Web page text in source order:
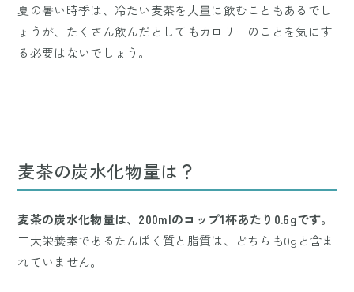
夏の暑い時季は、冷たい麦茶を大量に飲むこともあるでし
ょうが、たくさん飲んだとしてもカロリーのことを気にす
る必要はないでしょう。
麦茶の炭水化物量は？
麦茶の炭水化物量は、200mlのコップ1杯あたり0.6gです。
三大栄養素であるたんぱく質と脂質は、どちらも0gと含ま
れていません。